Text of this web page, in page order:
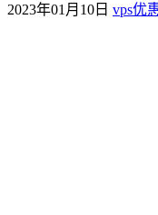
2023年01月10日 vps优